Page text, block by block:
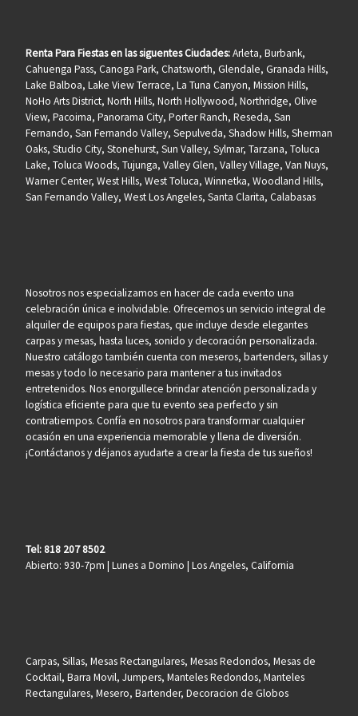
Renta Para Fiestas en las siguentes Ciudades:Arleta, Burbank,
Cahuenga Pass, Canoga Park, Chatsworth, Glendale, Granada Hills,
Lake Balboa, Lake View Terrace, La Tuna Canyon, Mission Hills,
NoHo Arts District, North Hills, North Hollywood, Northridge, Olive
View, Pacoima, Panorama City, Porter Ranch, Reseda, San
Fernando, San Fernando Valley, Sepulveda, Shadow Hills, Sherman
Oaks, Studio City, Stonehurst, Sun Valley, Sylmar, Tarzana, Toluca
Lake, Toluca Woods, Tujunga, Valley Glen, Valley Village, Van Nuys,
Warner Center, West Hills, West Toluca, Winnetka, Woodland Hills,
San Fernando Valley, West Los Angeles, Santa Clarita, Calabasas
Nosotros nos especializamos en hacer de cada evento una
celebración única e inolvidable. Ofrecemos un servicio integral de
alquiler de equipos para fiestas, que incluye desde elegantes
carpas y mesas, hasta luces, sonido y decoración personalizada.
Nuestro catálogo también cuenta con meseros, bartenders, sillas y
mesas y todo lo necesario para mantener a tus invitados
entretenidos. Nos enorgullece brindar atención personalizada y
logística eficiente para que tu evento sea perfecto y sin
contratiempos. Confía en nosotros para transformar cualquier
ocasión en una experiencia memorable y llena de diversión.
¡Contáctanos y déjanos ayudarte a crear la fiesta de tus sueños!
Tel: 818 207 8502
Abierto: 930-7pm | Lunes a Domino | Los Angeles, California
Carpas, Sillas, Mesas Rectangulares, Mesas Redondos, Mesas de
Cocktail, Barra Movil, Jumpers, Manteles Redondos, Manteles
Rectangulares, Mesero, Bartender, Decoracion de Globos